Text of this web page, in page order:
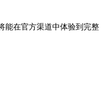
能在官方渠道中体验到完整